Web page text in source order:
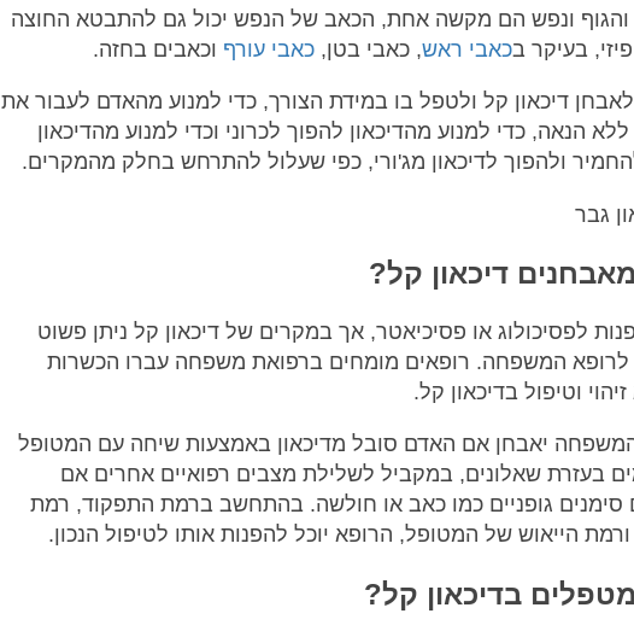
ונפש הם מקשה אחת, הכאב של הנפש יכול גם להתבטא החוצה
בעיקר בכאבי ראש, כאבי בטן, כאבי עורף וכאבים בחזה.
דיכאון קל ולטפל בו במידת הצורך, כדי למנוע מהאדם לעבור את
הנאה, כדי למנוע מהדיכאון להפוך לכרוני וכדי למנוע מהדיכאון
ולהפוך לדיכאון מג'ורי, כפי שעלול להתרחש בחלק מהמקרים.
דיכאון קל?
לפסיכולוג או פסיכיאטר, אך במקרים של דיכאון קל ניתן פשוט
לרופא המשפחה. רופאים מומחים ברפואת משפחה עברו הכשרות
וטיפול בדיכאון קל.
יאבחן אם האדם סובל מדיכאון באמצעות שיחה עם המטופל
בעזרת שאלונים, במקביל לשלילת מצבים רפואיים אחרים אם
סימנים גופניים כמו כאב או חולשה. בהתחשב ברמת התפקוד, רמת
הייאוש של המטופל, הרופא יוכל להפנות אותו לטיפול הנכון.
בדיכאון קל?